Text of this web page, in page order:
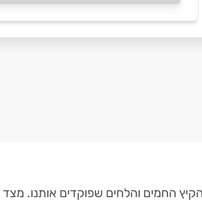
החמים והלחים שפוקדים אותנו.